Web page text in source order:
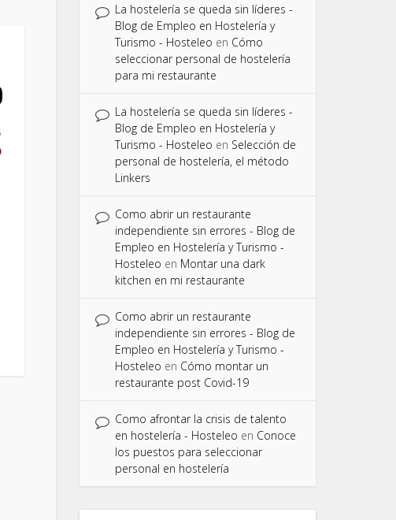
La hostelería se queda sin líderes -
Blog de Empleo en Hostelería y
Turismo - Hosteleo en Cómo
seleccionar personal de hostelería
para mi restaurante
La hostelería se queda sin líderes -
Blog de Empleo en Hostelería y
Turismo - Hosteleo en Selección de
personal de hostelería, el método
Linkers
Como abrir un restaurante
independiente sin errores - Blog de
Empleo en Hostelería y Turismo -
Hosteleo en Montar una dark
kitchen en mi restaurante
Como abrir un restaurante
independiente sin errores - Blog de
Empleo en Hostelería y Turismo -
Hosteleo en Cómo montar un
restaurante post Covid-19
Como afrontar la crisis de talento
en hostelería - Hosteleo en Conoce
los puestos para seleccionar
personal en hostelería